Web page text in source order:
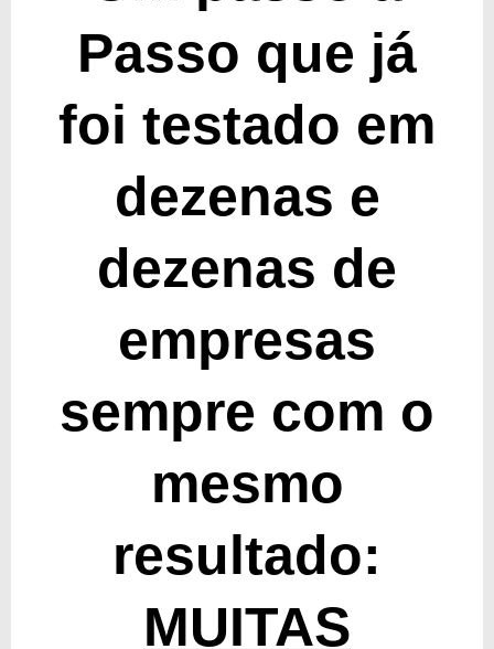
Passo que já
foi testado em
dezenas e
dezenas de
empresas
sempre com o
mesmo
resultado:
MUITAS